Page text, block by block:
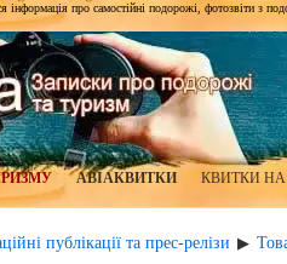
про самостійні подорожі, фотозвіти з
АВІАКВИТКИ КВИТКИ
публікації та прес-релізи ▶